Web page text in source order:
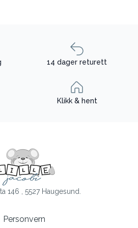
14 dager returett
Klikk & hent
146 , 5527 Haugesund.
Personvern